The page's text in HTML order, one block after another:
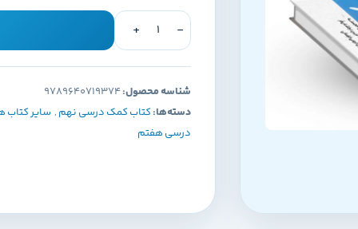
شناسه محصول:9789640719374
دسته‌ها: کتاب کمک درسی نهم , سایر کتاب
درسی هفتم